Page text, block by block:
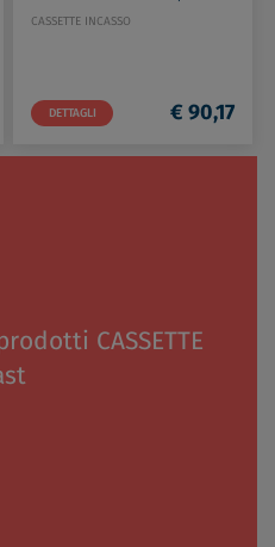
CASSETTE INCASSO
DETTAGLI € 90,17
CASSETTE